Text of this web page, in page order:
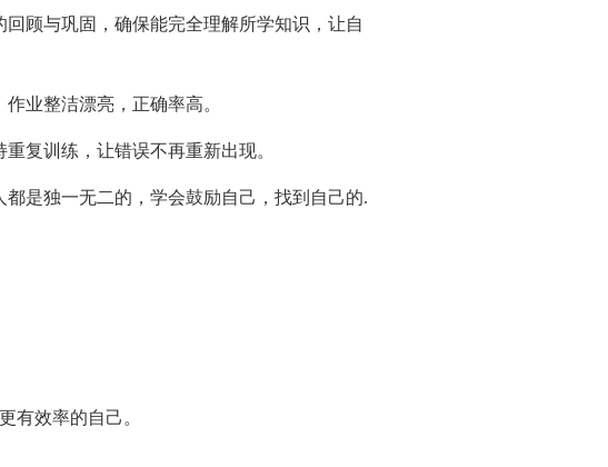
顾与巩固，确保能完全理解所学知识，让自
业整洁漂亮，正确率高。
复训练，让错误不再重新出现。
是独一无二的，学会鼓励自己，找到自己的.
效率的自己。